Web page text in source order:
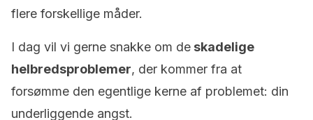
flere forskellige måder.
I dag vil vi gerne snakke om de skadelige
helbredsproblemer, der kommer fra at
forsømme den egentlige kerne af problemet: din
underliggende angst.